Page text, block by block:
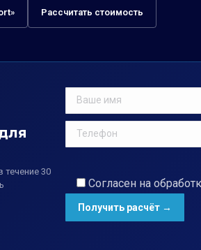
Рассчитать стоимость
течение 30
Согласен на